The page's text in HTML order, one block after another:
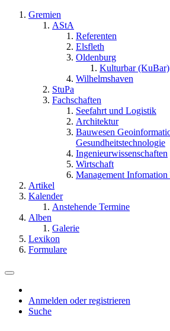
Gremien
AStA
Referenten
Elsfleth
Oldenburg
Kulturbar (KuBar)
Wilhelmshaven
StuPa
Fachschaften
Seefahrt und Logistik
Architektur
Bauwesen
Gesundheitstechnologie
Ingenieurwissenschaften
Wirtschaft
Management
Artikel
Kalender
Anstehende Termine
Alben
Galerie
Lexikon
Formulare
Anmelden oder registrieren
Suche